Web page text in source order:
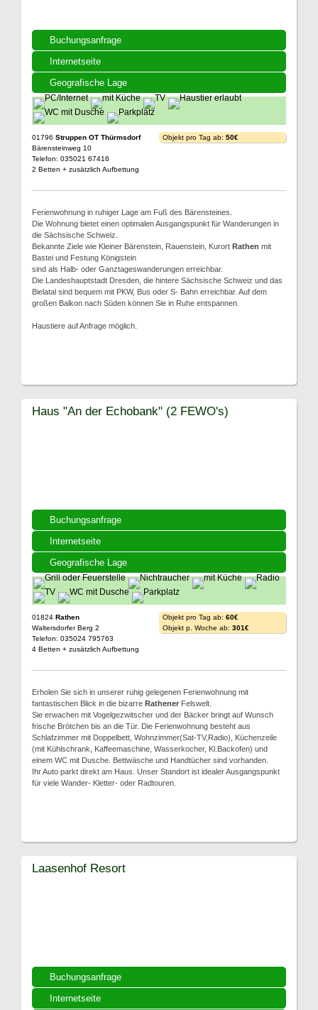
Buchungsanfrage
Internetseite
Geografische Lage
01796 Struppen OT Thürmsdorf
Bärensteinweg 10
Telefon: 035021 67416
2 Betten + zusätzlich Aufbettung
Objekt pro Tag ab: 50€
Ferienwohnung in ruhiger Lage am Fuß des Bärensteines.
Die Wohnung bietet einen optimalen Ausgangspunkt für Wanderungen in
die Sächsische Schweiz.
Bekannte Ziele wie Kleiner Bärenstein, Rauenstein, Kurort Rathen mit
Bastei und Festung Königstein
sind als Halb- oder Ganztageswanderungen erreichbar.
Die Landeshauptstadt Dresden, die hintere Sächsische Schweiz und das
Bielatal sind bequem mit PKW, Bus oder S- Bahn erreichbar. Auf dem
großen Balkon nach Süden können Sie in Ruhe entspannen.
Haustiere auf Anfrage möglich.
Buchungsanfrage
Internetseite
Geografische Lage
Haus "An der Echobank" (2 FEWO's)
01824 Rathen
Waltersdorfer Berg 2
Telefon: 035024 795763
4 Betten + zusätzlich Aufbettung
Objekt pro Tag ab: 60€
Objekt p. Woche ab: 301€
Erholen Sie sich in unserer ruhig gelegenen Ferienwohnung mit
fantastischen Blick in die bizarre Rathener Felswelt.
Sie erwachen mit Vogelgezwitscher und der Bäcker bringt auf Wunsch
frische Brötchen bis an die Tür. Die Ferienwohnung besteht aus
Schlafzimmer mit Doppelbett, Wohnzimmer(Sat-TV,Radio), Küchenzeile
(mit Kühlschrank, Kaffeemaschine, Wasserkocher, Kl.Backofen) und
einem WC mit Dusche. Bettwäsche und Handtücher sind vorhanden.
Ihr Auto parkt direkt am Haus. Unser Standort ist idealer Ausgangspunkt
für viele Wander- Kletter- oder Radtouren.
Buchungsanfrage
Internetseite
Laasenhof Resort